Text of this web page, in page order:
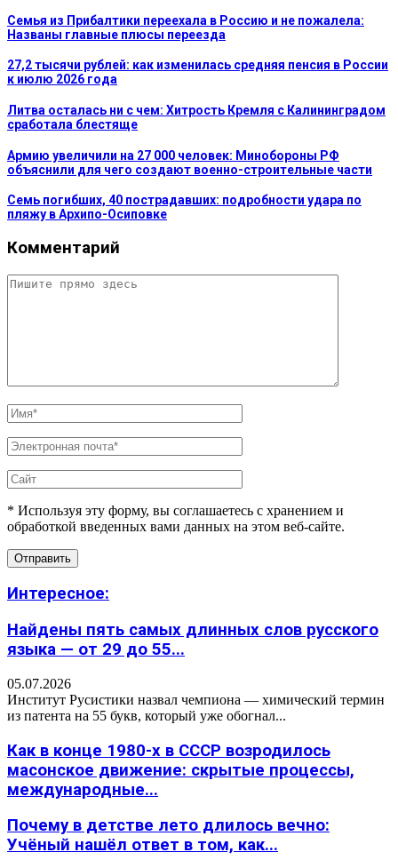
Семья из Прибалтики переехала в Россию и не пожалела:
Названы главные плюсы переезда
27,2 тысячи рублей: как изменилась средняя пенсия в России
к июлю 2026 года
Литва осталась ни с чем: Хитрость Кремля с Калининградом
сработала блестяще
Армию увеличили на 27 000 человек: Минобороны РФ
объяснили для чего создают военно-строительные части
Семь погибших, 40 пострадавших: подробности удара по
пляжу в Архипо-Осиповке
Комментарий
* Используя эту форму, вы соглашаетесь с хранением и
обработкой введенных вами данных на этом веб-сайте.
Интересное:
Найдены пять самых длинных слов русского
языка — от 29 до 55...
05.07.2026
Институт Русистики назвал чемпиона — химический термин
из патента на 55 букв, который уже обогнал...
Как в конце 1980-х в СССР возродилось
масонское движение: скрытые процессы,
международные...
Почему в детстве лето длилось вечно:
Учёный нашёл ответ в том, как...